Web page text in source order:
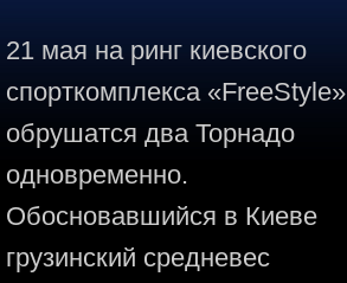
21 мая на ринг киевского
спорткомплекса «FreeStyle»
обрушатся два Торнадо
одновременно.
Обосновавшийся в Киеве
грузинский средневес